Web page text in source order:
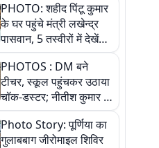
PHOTO: शहीद पिंटू कुमार
के घर पहुंचे मंत्री लखेन्द्र
पासवान, 5 तस्वीरों में देखें
उस भावुक पल की पूरी
कहानी
PHOTOS : DM बने
टीचर, स्कूल पहुंचकर उठाया
चॉक-डस्टर; नीतीश कुमार के
इस चहेते अधिकारी को
जानिए
Photo Story: पूर्णिया का
गुलाबबाग जीरोमाइल शिविर